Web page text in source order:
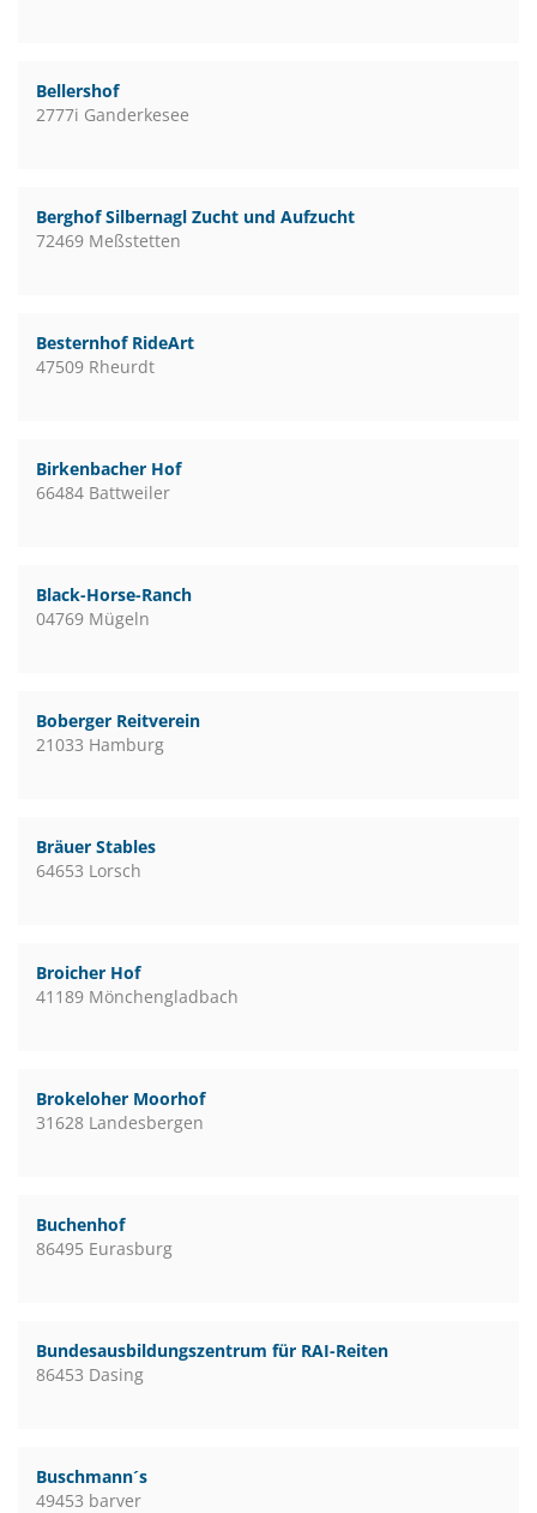
Bellershof
2777i Ganderkesee
Berghof Silbernagl Zucht und Aufzucht
72469 Meßstetten
Besternhof RideArt
47509 Rheurdt
Birkenbacher Hof
66484 Battweiler
Black-Horse-Ranch
04769 Mügeln
Boberger Reitverein
21033 Hamburg
Bräuer Stables
64653 Lorsch
Broicher Hof
41189 Mönchengladbach
Brokeloher Moorhof
31628 Landesbergen
Buchenhof
86495 Eurasburg
Bundesausbildungszentrum für RAI-Reiten
86453 Dasing
Buschmann´s
49453 barver